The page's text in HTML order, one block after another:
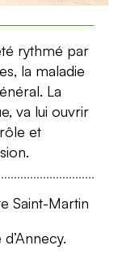
rythmé par
la maladie
La
va lui ouvrir
et
Martin